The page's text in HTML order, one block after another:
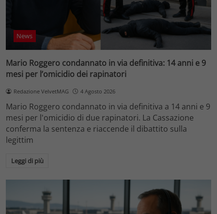
News
Mario Roggero condannato in via definitiva: 14 anni e 9
mesi per l’omicidio dei rapinatori
Redazione VelvetMAG 4 Agosto 2026
Mario Roggero condannato in via definitiva a 14 anni e 9
mesi per l'omicidio di due rapinatori. La Cassazione
conferma la sentenza e riaccende il dibattito sulla
legittim
Leggi di più